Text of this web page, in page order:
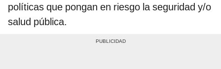
políticas que pongan en riesgo la seguridad y/o
salud pública.